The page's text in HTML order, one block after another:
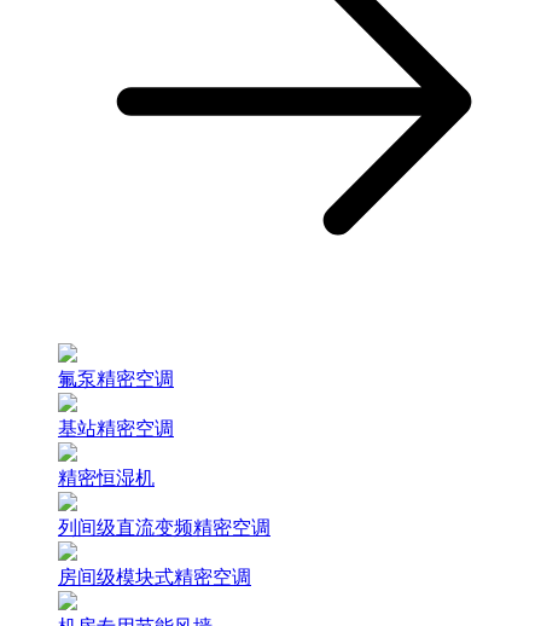
氟泵精密空调
基站精密空调
精密恒湿机
列间级直流变频精密空调
房间级模块式精密空调